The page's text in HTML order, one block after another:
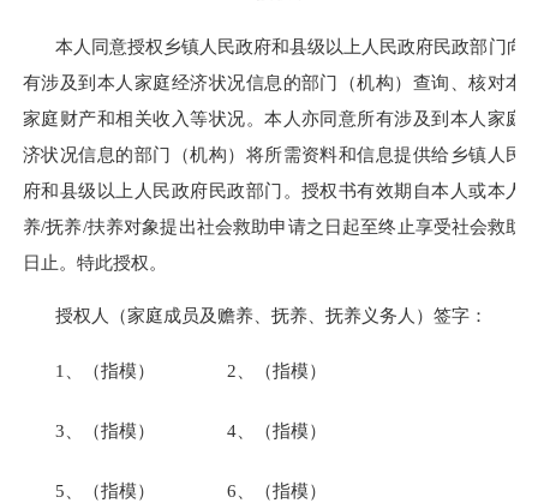
本人同意授权乡镇人民政府和县级以上人民政府民政部门向
有涉及到 本人家庭经济状况信息的部门（机构）查询、核对本
家庭财产和相关收入等状况。本人亦同意所有涉及到 本人家庭
济状况信息的部门（机构）将所需资料和信息提供给乡镇人民
府和县级以上人民政府民政部门。授权书有效期自本人或本人
养/抚养/扶养对象提出社会救助申请之日起至终止享受社会救助
日止。特此授权。
授权人（家庭成员及赡养、抚养、抚养义务人）签字：
1 、（指模） 2 、（指模）
3 、（指模） 4、（指模）
5 、（指模） 6 、（指模）